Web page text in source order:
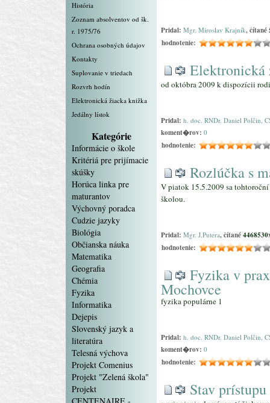
História
Zoznam absolventov od šk.
r. 1975/76
Ochrana osobných údajov
Kontakty
Suplovanie v triedach
Rozvrh hodín
Elektronická žiacka knižka
Jedálny lístok
Kategórie
Informácie o škole
Kritériá pre prijímacie
skúšky
Horúca linka pre
maturantov
Výchovný poradca
Cudzie jazyky
Biológia
Občianska náuka
Matematika
Geografia
Chémia
Fyzika
Informatika
Dejepis
Slovenský jazyk a
literatúra
Telesná výchova
Projekt Comenius
Projekt "Zelená škola"
Projekt
Pridal: Mgr. Miroslav Krajník, čítané
hodnotenie:
Elektronická
od októbra 2009 k dispozícii
Pridal: h. doc. RNDr. Daniel Polčin,
koment�rov: 0
hodnotenie:
Rozlúčka s
V piatok 15.5.2009 sa
školou.
Pridal: Mgr. J.Putera, čítané4468530
hodnotenie:
Fyzika v
Mochovce
fyzika populárne 1
Pridal: h. doc. RNDr. Daniel Polčin,
koment�rov: 0
hodnotenie:
Stav